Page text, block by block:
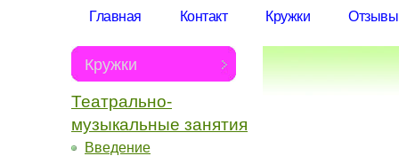
Главная Контакт Кружки Отзывы
Кружки
Театральнo-
музыкальные занятия
Введение